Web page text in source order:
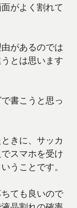
がよく割れて
があるのでは
とは思います
書こうと思っ
きに、サッカ
スマホを受け
うことです。
ても良いので